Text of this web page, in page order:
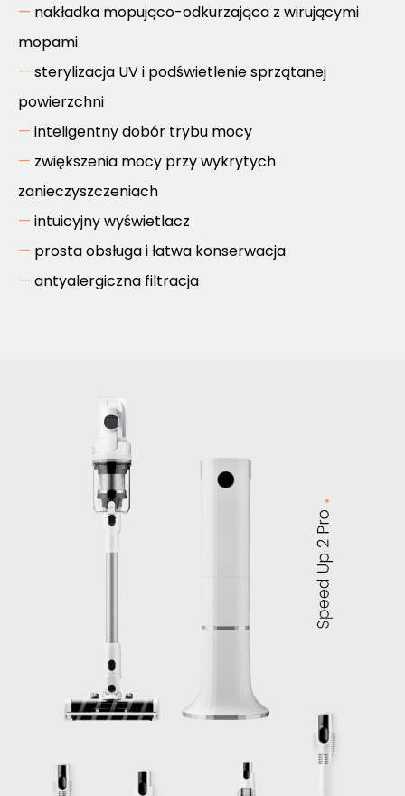
nakładka mopująco-odkurzająca z wirującymi
mopami
sterylizacja UV i podświetlenie sprzątanej
powierzchni
inteligentny dobór trybu mocy
zwiększenia mocy przy wykrytych
zanieczyszczeniach
intuicyjny wyświetlacz
prosta obsługa i łatwa konserwacja
antyalergiczna filtracja